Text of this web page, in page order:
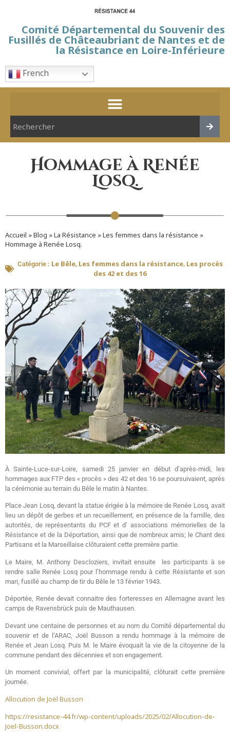
Comité Départemental du Souvenir des
Fusillés de Châteaubriant de Nantes et de
la Résistance en Loire-Inférieure
French
Hommage à Renée
Losq.
Accueil »Blog »La Résistance »Les femmes dans la résistance »
Hommage à Renée Losq.
Catégorie : Le Bêle, Les femmes dans la résistance, Les procès
des 42 et des 16
À Sainte-Luce-sur-Loire, samedi 25 janvier en début d’après-midi, les
hommages aux FTP des « procès » des 42 et des 16 se poursuivaient, après
la cérémonie au terrain du Bêle le matin à Nantes.
Place Jean Losq, devant la statue érigée à la mémoire de Renée Losq, avait
lieu un dépôt de gerbes et un recueillement, en présence de la famille, des
autorités, de représentants du PCF et d’ associations mémorielles de la
Résistance et de la Déportation, ainsi que de nombreux amis; le Chant des
Partisans et la Marseillaise clôturaient cette première partie.
Le Maire, M. Anthony Descloziers, invitait ensuite les participants à se
rendre salle Renée Losq pour l’hommage rendu à cette Résistante et son
mari, fusillé au champ de tir du Bêle le 13 février 1943.
Déportée, Renée devait connaitre des forteresses en Allemagne avant les
camps de Ravensbrück puis de Mauthausen.
Devant une centaine de personnes et au nom du Comité départemental du
souvenir et de l’ARAC, Joël Busson a rendu hommage à la mémoire de
Renée et Jean Losq. Puis M. le Maire évoquait la vie de la citoyenne de la
commune pendant des décennies et son engagement.
Un moment convivial, offert par la municipalité, clôturait cette première
journée.
Allocution de Joël Busson
https://resistance-44.fr/wp-content/uploads/2025/02/Allocution-de-
Joel-Busson.docx